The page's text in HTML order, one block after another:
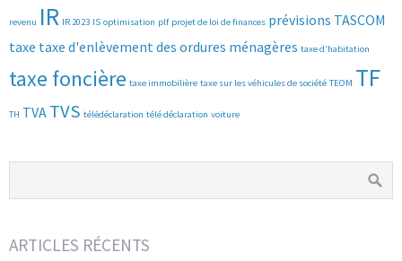
revenu IR IR 2023 IS optimisation plf projet de loi de finances prévisions TASCOM
taxe taxe d'enlèvement des ordures ménagères taxe d'habitation
taxe foncière taxe immobilière taxe sur les véhicules de société TEOM TF
TH TVA TVS télédéclaration télé déclaration voiture
ARTICLES RÉCENTS